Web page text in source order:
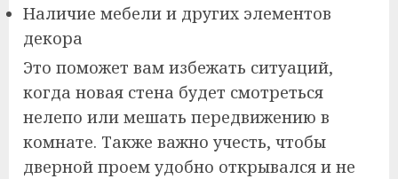
Наличие мебели и других элементов
декора
Это поможет вам избежать ситуаций,
когда новая стена будет смотреться
нелепо или мешать передвижению в
комнате. Также важно учесть, чтобы
дверной проем удобно открывался и не